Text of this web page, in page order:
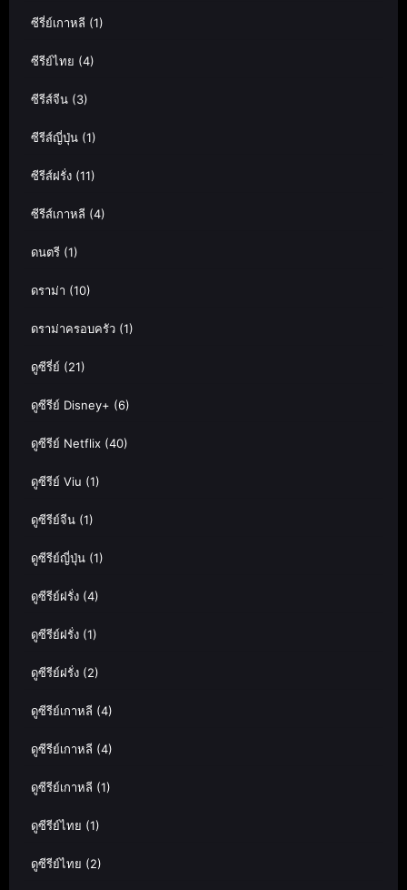
ซีรี่ย์เกาหลี (1)
ซีรีย์ไทย (4)
ซีรีส์จีน (3)
ซีรีส์ญี่ปุ่น (1)
ซีรีส์ฝรั่ง (11)
ซีรีส์เกาหลี (4)
ดนตรี (1)
ดราม่า (10)
ดราม่าครอบครัว (1)
ดูซีรี่ย์ (21)
ดูซีรีย์ Disney+ (6)
ดูซีรีย์ Netflix (40)
ดูซีรีย์ Viu (1)
ดูซีรีย์จีน (1)
ดูซีรีย์ญี่ปุ่น (1)
ดูซีรีย์ฝรั่ง (4)
ดูซีรีย์ฝรั่ง (1)
ดูซีรีย์ฝรั่ง (2)
ดูซีรีย์เกาหลี (4)
ดูซีรีย์เกาหลี (4)
ดูซีรีย์เกาหลี (1)
ดูซีรีย์ไทย (1)
ดูซีรีย์ไทย (2)